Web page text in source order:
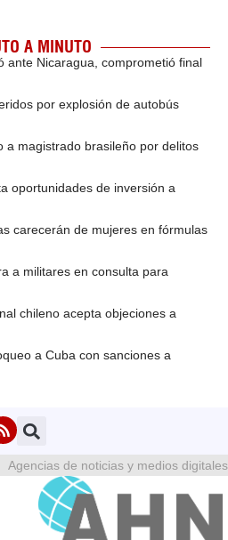
A MINUTO
ante Nicaragua, comprometió final
por explosión de autobús
a magistrado brasileño por delitos
oportunidades de inversión a
carecerán de mujeres en fórmulas
a militares en consulta para
chileno acepta objeciones a
a Cuba con sanciones a
Agencias de noticias y medios digitales